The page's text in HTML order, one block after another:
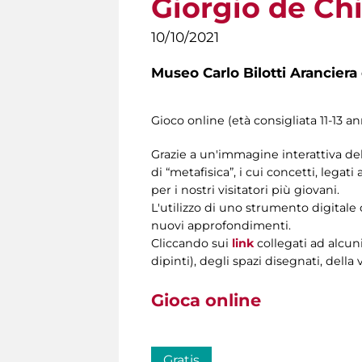
Giorgio de
10/10/2021
Museo Carlo Bilotti
Gioco online (età consigliata 11-13
Grazie a un'immagine interattiva
di “metafisica”, i cui concetti,
per i nostri visitatori più giovani.
L'utilizzo di uno strumento digitale
nuovi approfondimenti.
Cliccando sui linkcollegati ad
dipinti), degli spazi disegnati, della
Gioca online